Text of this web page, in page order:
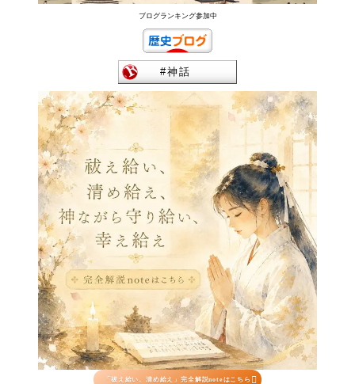
ブログランキング参加中
「祓え給い、清め給え」完全解説noteはこちら 